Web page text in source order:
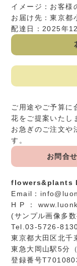
イメージ：お客様
お届け先：東京都
配達日：2025年
ご用途やご予算に
花をご提案いたし
お急ぎのご注文や
す。
お問合
flowers&plants
Email：
H P ：
(サンプル画像多
Tel.03-5726-
東京都大田区北千
東急大岡山駅5分
登録番号